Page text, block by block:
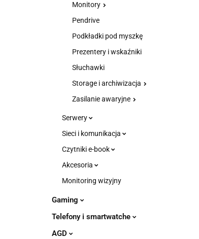
Monitory
Pendrive
Podkładki pod myszkę
Prezentery i wskaźniki
Słuchawki
Storage i archiwizacja
Zasilanie awaryjne
Serwery
Sieci i komunikacja
Czytniki e-book
Akcesoria
Monitoring wizyjny
Gaming
Telefony i smartwatche
AGD